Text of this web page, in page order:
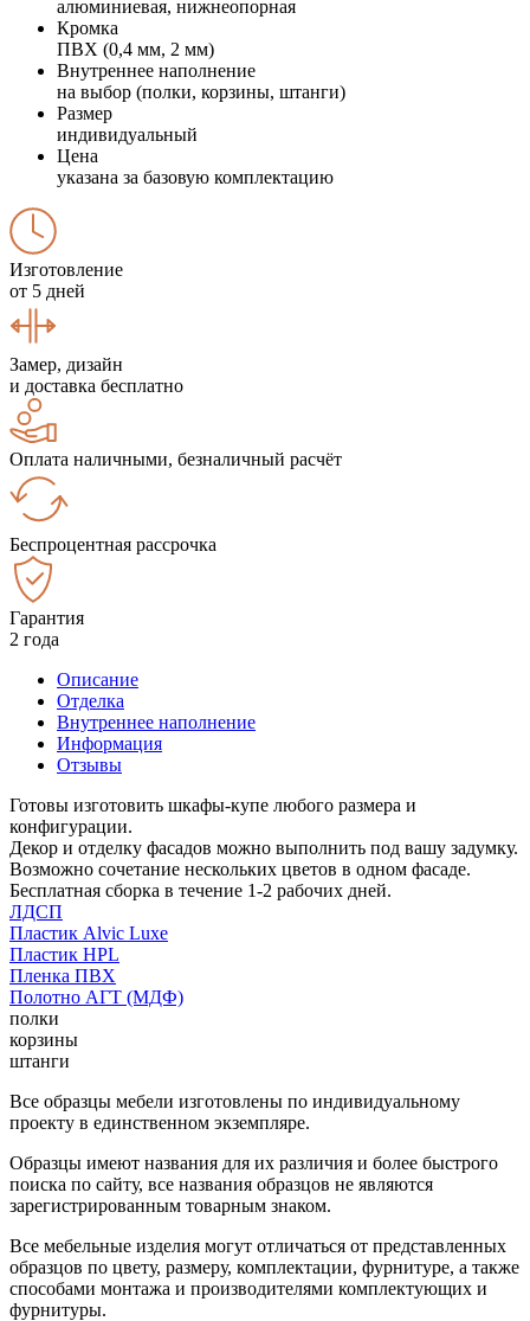
алюминиевая, нижнеопорная
Кромка
ПВХ (0,4 мм, 2 мм)
Внутреннее наполнение
на выбор (полки, корзины, штанги)
Размер
индивидуальный
Цена
указана за базовую комплектацию
Изготовление
от 5 дней
Замер, дизайн
и доставка бесплатно
Оплата наличными, безналичный расчёт
Беспроцентная рассрочка
Гарантия
2 года
Описание
Отделка
Внутреннее наполнение
Информация
Отзывы
Готовы изготовить шкафы-купе любого размера и
конфигурации.
Декор и отделку фасадов можно выполнить под вашу задумку.
Возможно сочетание нескольких цветов в одном фасаде.
Бесплатная сборка в течение 1-2 рабочих дней.
ЛДСП
Пластик Alvic Luxe
Пластик HPL
Пленка ПВХ
Полотно АГТ (МДФ)
полки
корзины
штанги
Все образцы мебели изготовлены по индивидуальному
проекту в единственном экземпляре.
Образцы имеют названия для их различия и более быстрого
поиска по сайту, все названия образцов не являются
зарегистрированным товарным знаком.
Все мебельные изделия могут отличаться от представленных
образцов по цвету, размеру, комплектации, фурнитуре, а также
способами монтажа и производителями комплектующих и
фурнитуры.